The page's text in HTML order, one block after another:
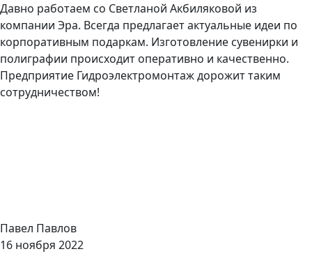
Давно работаем со Светланой Акбиляковой из
компании Эра. Всегда предлагает актуальные идеи по
корпоративным подаркам. Изготовление сувенирки и
полиграфии происходит оперативно и качественно.
Предприятие Гидроэлектромонтаж дорожит таким
сотрудничеством!
​Павел Павлов
16 ноября 2022